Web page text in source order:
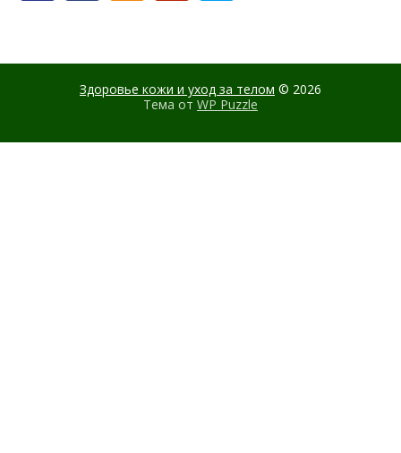
Здоровье кожи и уход за телом © 2026
Тема от WP Puzzle